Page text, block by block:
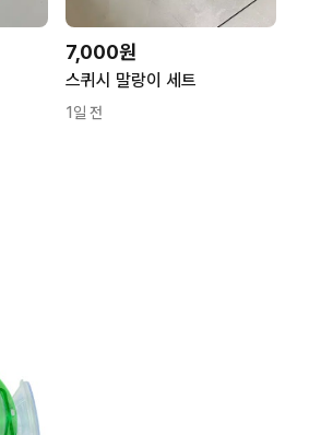
7,000원
스퀴시 말랑이 세트
1일 전